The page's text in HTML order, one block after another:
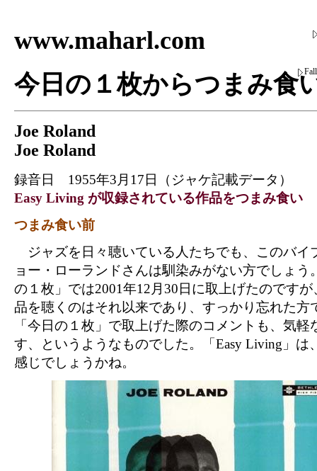
www.maharl.com
今日の１枚からつまみ食
Joe Roland
Joe Roland
録音日 1955年3月17日（ジャケ記載データ）
Easy Living が収録されている作品をつまみ食い
つまみ食い前
ジャズを日々聴いている人たちでも、このバイ
ョー・ローランドさんは馴染みがない方でしょう
の１枚」では2001年12月30日に取上げたのですが
品を聴くのはそれ以来であり、すっかり忘れた方
「今日の１枚」で取上げた際のコメントも、気軽
す、というようなものでした。「Easy Living」は
感じでしょうかね。